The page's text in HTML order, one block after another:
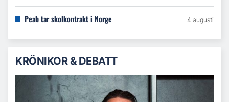
Peab tar skolkontrakt i Norge 4 augusti
KRÖNIKOR & DEBATT